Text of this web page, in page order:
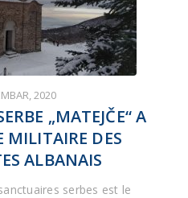
2020
„MATEJČE“ A
MILITAIRE DES
ALBANAIS
serbes est le